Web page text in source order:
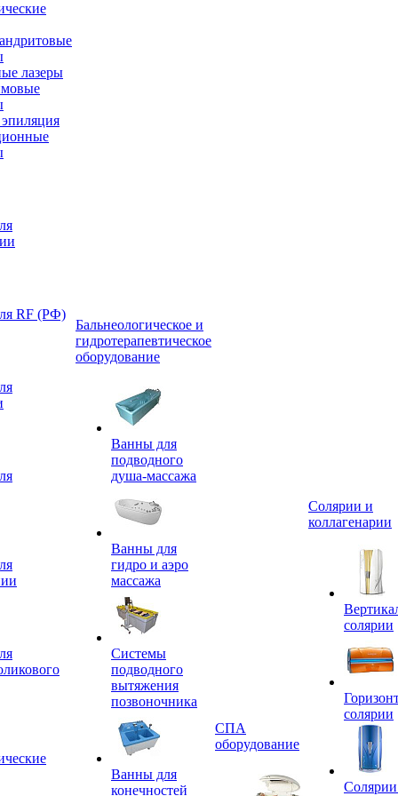
лазеры
RF (РФ)
Бальнеологическое и
гидротерапевтическое
оборудование
Ванны для
подводного
душа-массажа
Ванны для
гидро и аэро
массажа
Системы
подводного
вытяжения
позвоночника
Ванны для
конечностей
СПА
оборудование
Солярии и
коллагенарии
солярии
солярии